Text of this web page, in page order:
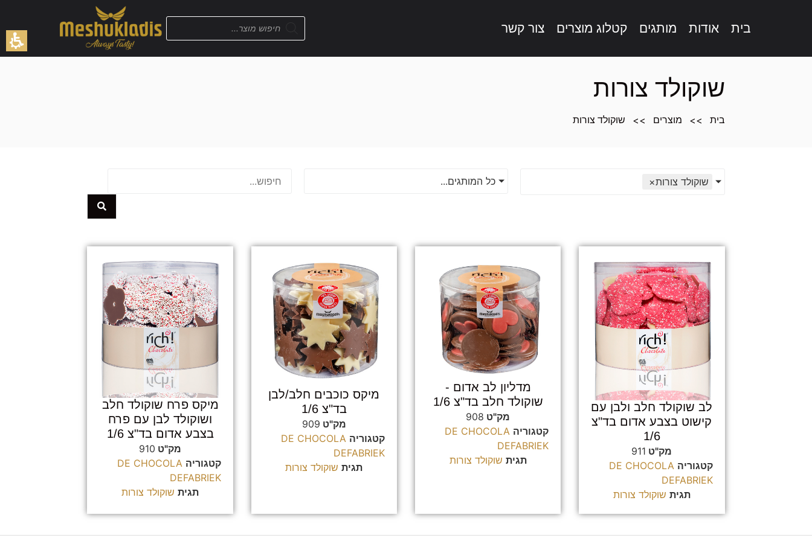
בית אודות מותגים קטלוג מוצרים צור קשר
שוקולד צורות
בית >> מוצרים >> שוקולד צורות
שוקולד צורות× כל המותגים...
לב שוקולד חלב ולבן עם
קישוט בצבע אדום בד"צ
1/6
מק"ט 911
קטגוריה DE CHOCOLA
DEFABRIEK
תגית שוקולד צורות
מדליון לב אדום -
שוקולד חלב בד"צ 1/6
מק"ט 908
קטגוריה DE CHOCOLA
DEFABRIEK
תגית שוקולד צורות
מיקס כוכבים חלב/לבן
בד"צ 1/6
מק"ט 909
קטגוריה DE CHOCOLA
DEFABRIEK
תגית שוקולד צורות
מיקס פרח שוקולד חלב
ושוקולד לבן עם פרח
בצבע אדום בד"צ 1/6
מק"ט 910
קטגוריה DE CHOCOLA
DEFABRIEK
תגית שוקולד צורות